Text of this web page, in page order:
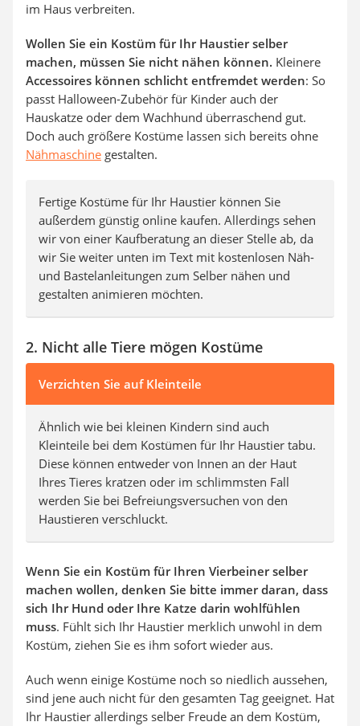
im Haus verbreiten.
Wollen Sie ein Kostüm für Ihr Haustier selber
machen, müssen Sie nicht nähen können. Kleinere
Accessoires können schlicht entfremdet werden: So
passt Halloween-Zubehör für Kinder auch der
Hauskatze oder dem Wachhund überraschend gut.
Doch auch größere Kostüme lassen sich bereits ohne
Nähmaschine gestalten.
Fertige Kostüme für Ihr Haustier können Sie
außerdem günstig online kaufen. Allerdings sehen
wir von einer Kaufberatung an dieser Stelle ab, da
wir Sie weiter unten im Text mit kostenlosen Näh-
und Bastelanleitungen zum Selber nähen und
gestalten animieren möchten.
2. Nicht alle Tiere mögen Kostüme
Verzichten Sie auf Kleinteile
Ähnlich wie bei kleinen Kindern sind auch
Kleinteile bei dem Kostümen für Ihr Haustier tabu.
Diese können entweder von Innen an der Haut
Ihres Tieres kratzen oder im schlimmsten Fall
werden Sie bei Befreiungsversuchen von den
Haustieren verschluckt.
Wenn Sie ein Kostüm für Ihren Vierbeiner selber
machen wollen, denken Sie bitte immer daran, dass
sich Ihr Hund oder Ihre Katze darin wohlfühlen
muss. Fühlt sich Ihr Haustier merklich unwohl in dem
Kostüm, ziehen Sie es ihm sofort wieder aus.
Auch wenn einige Kostüme noch so niedlich aussehen,
sind jene auch nicht für den gesamten Tag geeignet. Hat
Ihr Haustier allerdings selber Freude an dem Kostüm,